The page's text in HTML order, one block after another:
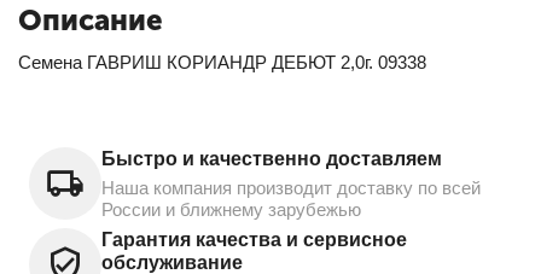
Описание
Семена ГАВРИШ КОРИАНДР ДЕБЮТ 2,0г. 09338
Быстро и качественно доставляем
Наша компания производит доставку по всей
России и ближнему зарубежью
Гарантия качества и сервисное
обслуживание